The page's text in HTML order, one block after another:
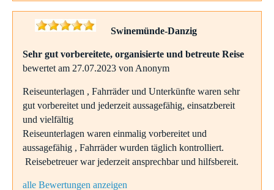
Swinemünde-Danzig
Sehr gut vorbereitete, organisierte und betreute Reise
bewertet am 27.07.2023 von Anonym
Reiseunterlagen , Fahrräder und Unterkünfte waren sehr
gut vorbereitet und jederzeit aussagefähig, einsatzbereit
und vielfältig
Reiseunterlagen waren einmalig vorbereitet und
aussagefähig , Fahrräder wurden täglich kontrolliert.
Reisebetreuer war jederzeit ansprechbar und hilfsbereit.
alle Bewertungen anzeigen